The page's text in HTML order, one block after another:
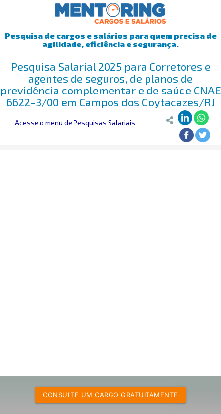
Pesquisa de cargos e salários para quem precisa de
agilidade, eficiência e segurança.
Pesquisa Salarial 2025 para Corretores e
agentes de seguros, de planos de
previdência complementar e de saúde CNAE
6622-3/00 em Campos dos Goytacazes/RJ
Acesse o menu de Pesquisas Salariais
CONSULTE UM CARGO GRATUITAMENTE